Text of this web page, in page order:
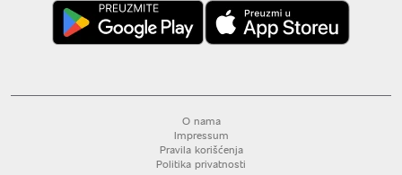
O nama
Impressum
Pravila korišćenja
Politika privatnosti